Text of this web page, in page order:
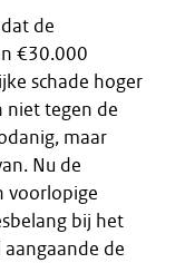
de
€30.000
schade hoger
niet tegen de
maar
Nu de
voorlopige
bij het
de